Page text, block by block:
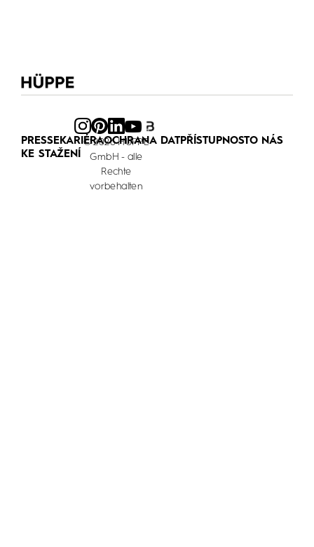
PRESSEKARIÉRAOCHRANA DATPŘÍSTUPNOSTO NÁS
KE STAŽENÍ
© 2026 HÜPPE
GmbH - alle
Rechte
vorbehalten